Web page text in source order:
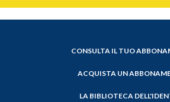
CONSULTA IL TUO
ACQUISTA UN
LA BIBLIOTECA